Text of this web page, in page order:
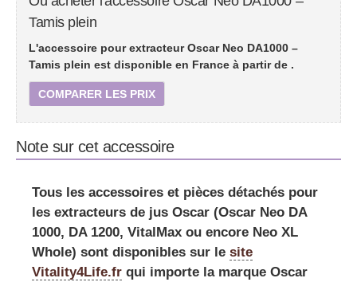
Tamis plein
L'accessoire pour extracteur Oscar Neo DA1000 –
Tamis plein est disponible en France à partir de .
COMPARER LES PRIX
Note sur cet accessoire
Tous les accessoires et pièces détachés pour
les extracteurs de jus Oscar (Oscar Neo DA
1000, DA 1200, VitalMax ou encore Neo XL
Whole) sont disponibles sur le site
Vitality4Life.fr qui importe la marque Oscar